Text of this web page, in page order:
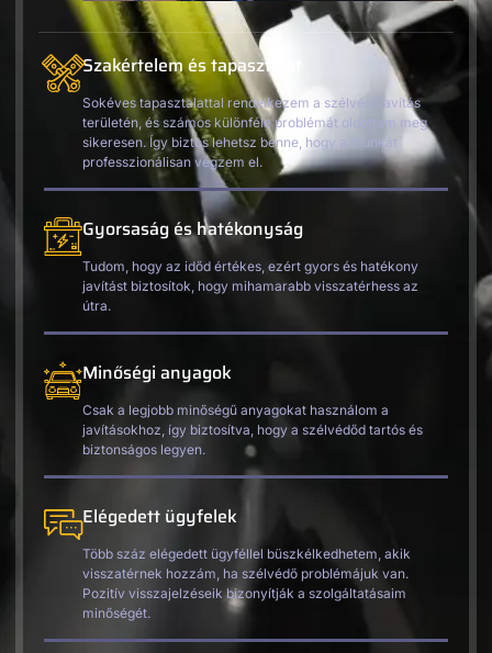
Szakértelem és tapasztalat
Sokéves tapasztalattal rendelkezem a szélvédőjavítás
területén, és számos különféle problémát oldottam meg
sikeresen. Így biztos lehetsz benne, hogy a munkát
professzionálisan végzem el.
Gyorsaság és hatékonyság
Tudom, hogy az időd értékes, ezért gyors és hatékony
javítást biztosítok, hogy mihamarabb visszatérhess az
útra.
Minőségi anyagok
Csak a legjobb minőségű anyagokat használom a
javításokhoz, így biztosítva, hogy a szélvédőd tartós és
biztonságos legyen.
Elégedett ügyfelek
Több száz elégedett ügyféllel büszkélkedhetem, akik
visszatérnek hozzám, ha szélvédő problémájuk van.
Pozitív visszajelzéseik bizonyítják a szolgáltatásaim
minőségét.